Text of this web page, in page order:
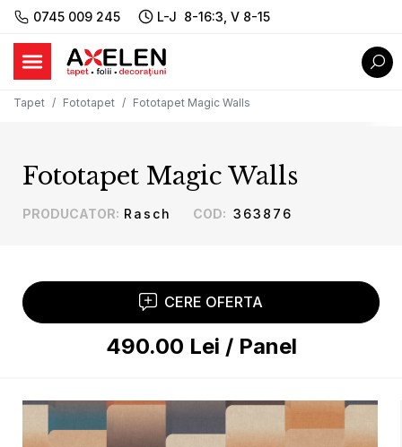
0745 009 245 L-J 8-16:3, V 8-15
Tapet Fototapet Fototapet Magic Walls
CERE OFERTA
490.00 Lei / Panel
Fototapet Magic Walls
PRODUCATOR: Rasch COD: 363876